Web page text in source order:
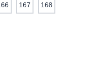
167 168